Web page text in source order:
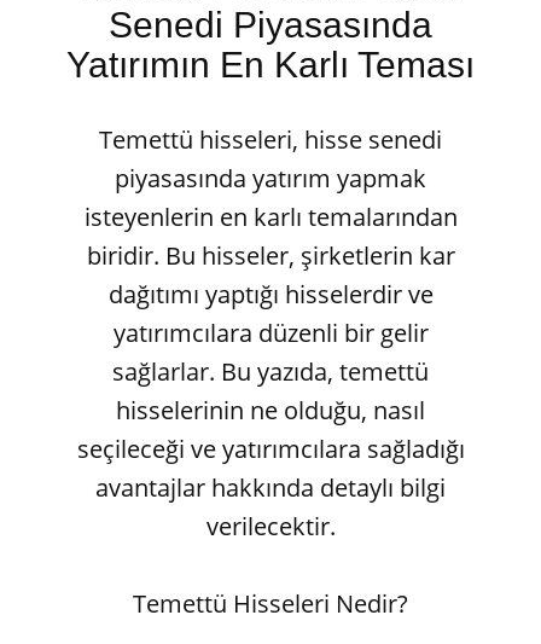
Senedi Piyasasında
Yatırımın En Karlı Teması
Temettü hisseleri, hisse senedi
piyasasında yatırım yapmak
isteyenlerin en karlı temalarından
biridir. Bu hisseler, şirketlerin kar
dağıtımı yaptığı hisselerdir ve
yatırımcılara düzenli bir gelir
sağlarlar. Bu yazıda, temettü
hisselerinin ne olduğu, nasıl
seçileceği ve yatırımcılara sağladığı
avantajlar hakkında detaylı bilgi
verilecektir.
Temettü Hisseleri Nedir?